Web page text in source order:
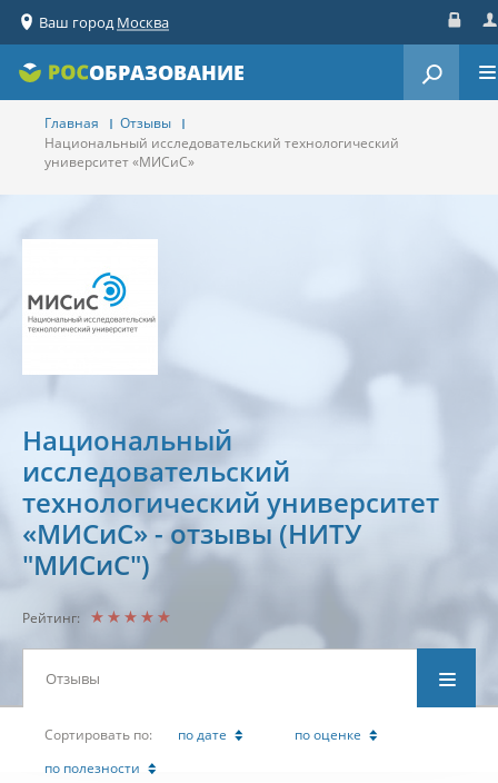
Ваш городМосква
ОБРАЗОВАНИЕ
Главная
Отзывы
Национальный исследовательский технологический
университет «МИСиС»
Национальный
исследовательский
технологический университет
«МИСиС» - отзывы (НИТУ
"МИСиС")
Рейтинг:
Отзывы
Cортировать по: по дате
по оценке
по полезности